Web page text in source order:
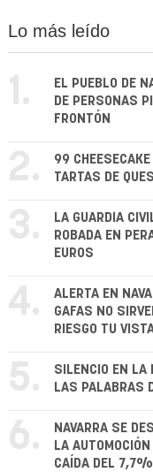
Lo más leído
1.
EL PUEBLO DE
DE PERSONAS
FRONTÓN
2.
99
TARTAS DE
3.
LA GUARDIA
ROBADA EN
EUROS
4.
ALERTA EN
GAFAS NO
RIESGO TU
5.
SILENCIO EN LA
LAS PALABRAS
6.
NAVARRA SE
LA
CAÍDA DEL 7,7%